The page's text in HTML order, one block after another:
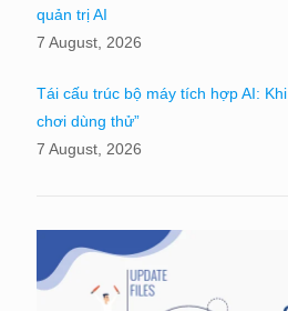
quản trị AI
7 August, 2026
Tái cấu trúc bộ máy tích hợp AI:
chơi dùng thử”
7 August, 2026